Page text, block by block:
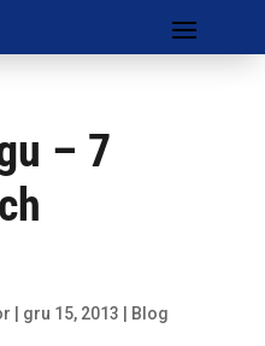
– 7
gru 15, 2013 Blog